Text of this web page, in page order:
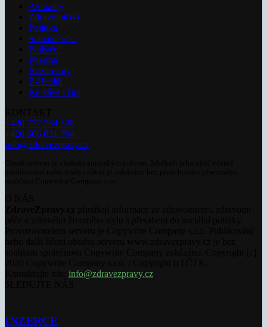
Aktuality
Zdravotnictví
Politika
Sociální věci
Pojištění
Pharma
Rozhovory
E-Health
Ke kávě i čaji
+420 777 264 528
+420 606 831 394
info@zdravezpravy.cz
info@zdravezpravy.cz
INZERCE